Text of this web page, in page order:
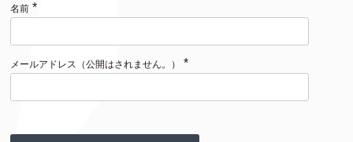
名前 *
メールアドレス（公開はされません。） *